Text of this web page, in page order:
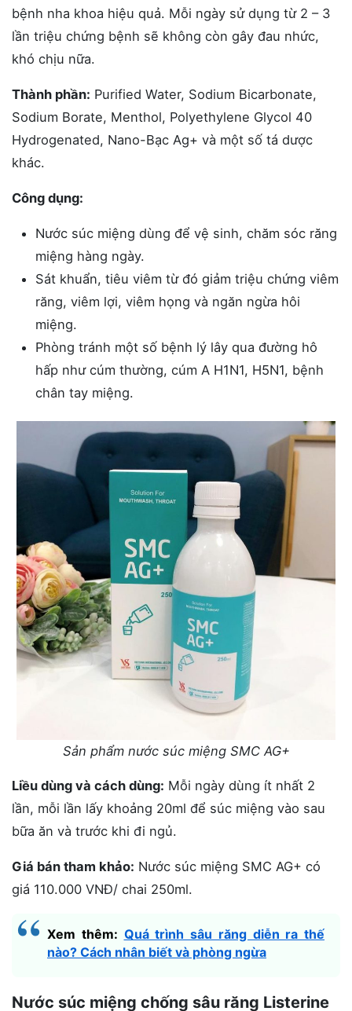
bệnh nha khoa hiệu quả. Mỗi ngày sử dụng từ 2 – 3
lần triệu chứng bệnh sẽ không còn gây đau nhức,
khó chịu nữa.
Thành phần: Purified Water, Sodium Bicarbonate,
Sodium Borate, Menthol, Polyethylene Glycol 40
Hydrogenated, Nano-Bạc Ag+ và một số tá dược
khác.
Công dụng:
Nước súc miệng dùng để vệ sinh, chăm sóc răng
miệng hàng ngày.
Sát khuẩn, tiêu viêm từ đó giảm triệu chứng viêm
răng, viêm lợi, viêm họng và ngăn ngừa hôi
miệng.
Phòng tránh một số bệnh lý lây qua đường hô
hấp như cúm thường, cúm A H1N1, H5N1, bệnh
chân tay miệng.
Sản phẩm nước súc miệng SMC AG+
Liều dùng và cách dùng: Mỗi ngày dùng ít nhất 2
lần, mỗi lần lấy khoảng 20ml để súc miệng vào sau
bữa ăn và trước khi đi ngủ.
Giá bán tham khảo: Nước súc miệng SMC AG+ có
giá 110.000 VNĐ/ chai 250ml.
Xem thêm: Quá trình sâu răng diễn ra thế
nào? Cách nhân biết và phòng ngừa
Nước súc miệng chống sâu răng Listerine